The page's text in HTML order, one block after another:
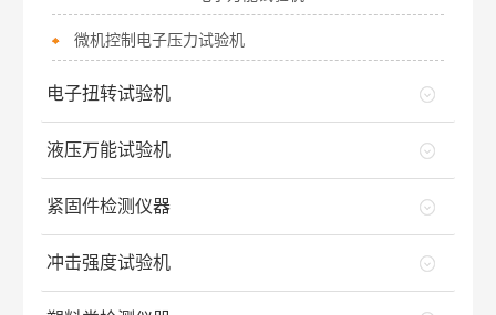
微机控制电子压力试验机
电子扭转试验机
液压万能试验机
紧固件检测仪器
冲击强度试验机